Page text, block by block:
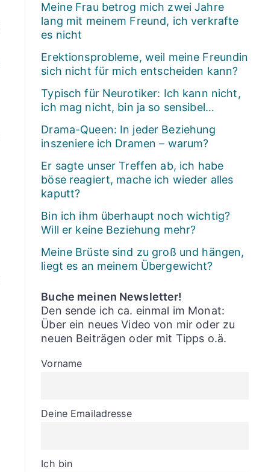
Meine Frau betrog mich zwei Jahre
lang mit meinem Freund, ich verkrafte
es nicht
Erektionsprobleme, weil meine Freundin
sich nicht für mich entscheiden kann?
Typisch für Neurotiker: Ich kann nicht,
ich mag nicht, bin ja so sensibel…
Drama-Queen: In jeder Beziehung
inszeniere ich Dramen – warum?
Er sagte unser Treffen ab, ich habe
böse reagiert, mache ich wieder alles
kaputt?
Bin ich ihm überhaupt noch wichtig?
Will er keine Beziehung mehr?
Meine Brüste sind zu groß und hängen,
liegt es an meinem Übergewicht?
Buche meinen Newsletter!
Den sende ich ca. einmal im Monat:
Über ein neues Video von mir oder zu
neuen Beiträgen oder mit Tipps o.ä.
Vorname
Deine Emailadresse
Ich bin